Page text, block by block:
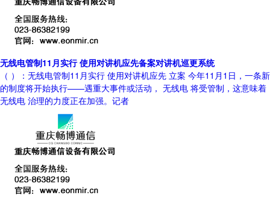
无线电管制11月实行 使用对讲机应先备案对讲机巡更系统
（ ）：无线电管制11月实行 使用对讲机应先 立案 今年11月1日，一条新
的制度将开始执行——遇重大事件或活动， 无线电 将受管制，这意味着
无线电 治理的力度正在加强。记者